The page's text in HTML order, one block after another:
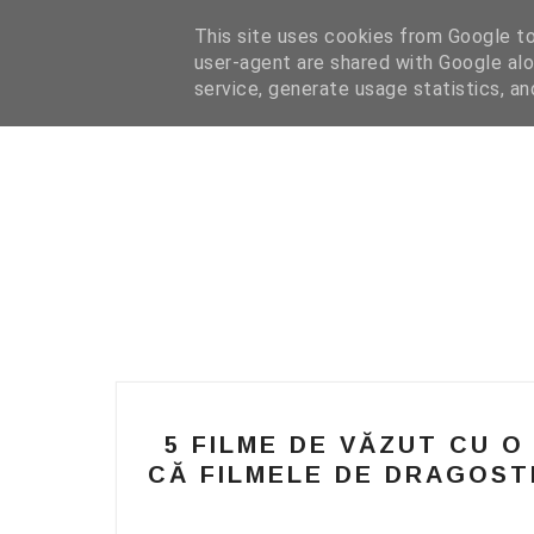
I WANT YOUR TEXT COFFEE READING
5 FILME DE VĂZUT CU O
CĂ FILMELE DE
This site uses cookies from Google
user-agent are shared with Google
service, generate usage statistics,